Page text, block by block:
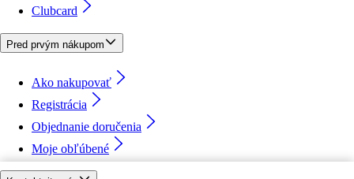
Clubcard
Pred prvým nákupom
Ako nakupovať
Registrácia
Objednanie doručenia
Moje obľúbené